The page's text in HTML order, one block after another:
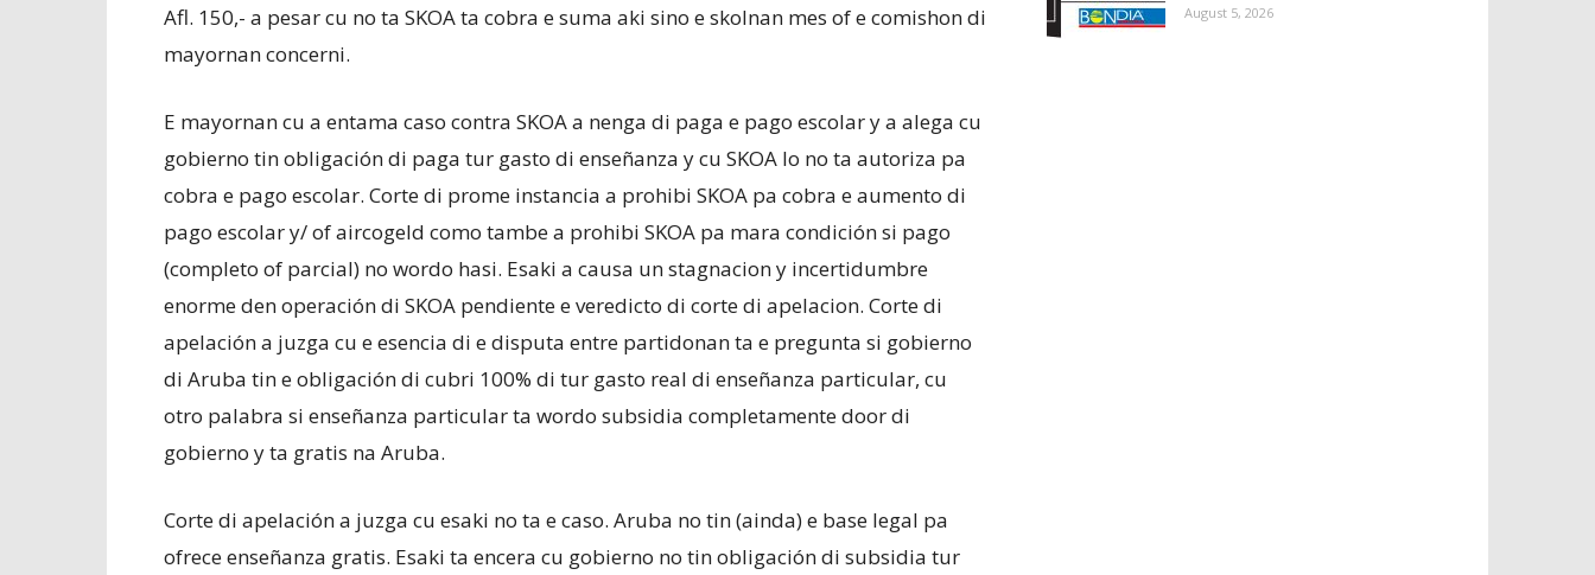
Afl. 150,- a pesar cu no ta SKOA ta cobra e suma aki sino e skolnan mes of e comishon di
mayornan concerni.
E mayornan cu a entama caso contra SKOA a nenga di paga e pago escolar y a alega cu
gobierno tin obligación di paga tur gasto di enseñanza y cu SKOA lo no ta autoriza pa
cobra e pago escolar. Corte di prome instancia a prohibi SKOA pa cobra e aumento di
pago escolar y/ of aircogeld como tambe a prohibi SKOA pa mara condición si pago
(completo of parcial) no wordo hasi. Esaki a causa un stagnacion y incertidumbre
enorme den operación di SKOA pendiente e veredicto di corte di apelacion. Corte di
apelación a juzga cu e esencia di e disputa entre partidonan ta e pregunta si gobierno
di Aruba tin e obligación di cubri 100% di tur gasto real di enseñanza particular, cu
otro palabra si enseñanza particular ta wordo subsidia completamente door di
gobierno y ta gratis na Aruba.
Corte di apelación a juzga cu esaki no ta e caso. Aruba no tin (ainda) e base legal pa
ofrece enseñanza gratis. Esaki ta encera cu gobierno no tin obligación di subsidia tur
August 5, 2026